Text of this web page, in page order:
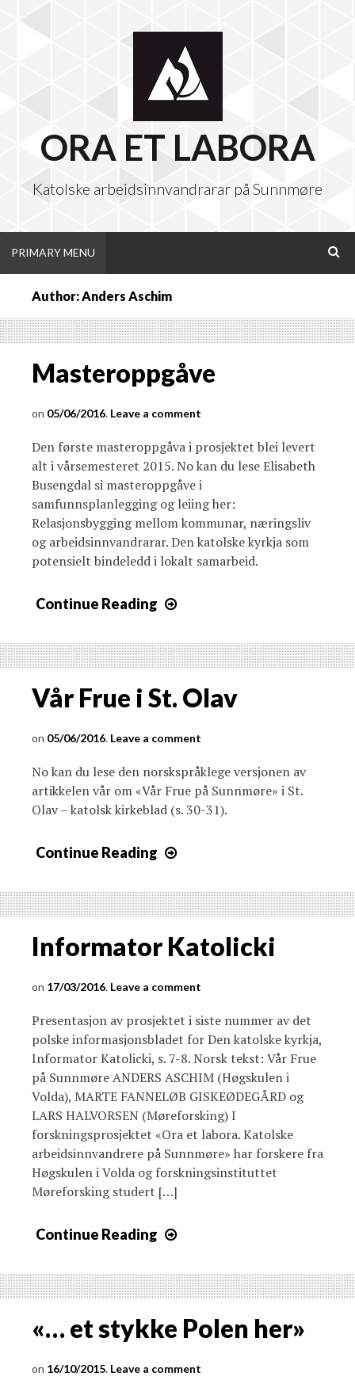
ORA ET LABORA
Katolske arbeidsinnvandrarar på Sunnmøre
PRIMARY MENU
Author: Anders Aschim
Masteroppgåve
05/06/2016 Leave a comment
Den første masteroppgåva i prosjektet blei levert
alt i vårsemesteret 2015. No kan du lese Elisabeth
Busengdal si masteroppgåve i
samfunnsplanlegging og leiing her:
Relasjonsbygging mellom kommunar, næringsliv
og arbeidsinnvandrarar. Den katolske kyrkja som
potensielt bindeledd i lokalt samarbeid.
Continue Reading
Vår Frue i St. Olav
05/06/2016 Leave a comment
No kan du lese den norskspråklege versjonen av
artikkelen vår om «Vår Frue på Sunnmøre» i St.
Olav – katolsk kirkeblad (s. 30-31).
Continue Reading
Informator Katolicki
17/03/2016 Leave a comment
Presentasjon av prosjektet i siste nummer av det
polske informasjonsbladet for Den katolske kyrkja,
Informator Katolicki, s. 7-8. Norsk tekst: Vår Frue
på Sunnmøre ANDERS ASCHIM (Høgskulen i
Volda), MARTE FANNELØB GISKEØDEGÅRD og
LARS HALVORSEN (Møreforsking) I
forskningsprosjektet «Ora et labora. Katolske
arbeidsinnvandrere på Sunnmøre» har forskere fra
Høgskulen i Volda og forskningsinstituttet
Møreforsking studert […]
Continue Reading
«… et stykke Polen her»
16/10/2015 Leave a comment